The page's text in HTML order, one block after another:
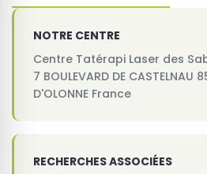
NOTRE CENTRE
Centre Tatérapi Laser des
7 BOULEVARD DE CASTELNAU
D'OLONNE France
RECHERCHES ASSOCIÉES